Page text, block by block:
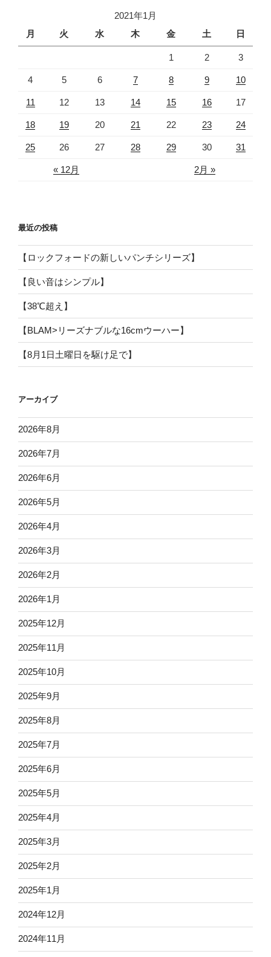
2021年1月
月
火 水 木 金 土 日
« 12月 2月 »
1 2 3
4 5 6 7 8 9 10
11 12 13 14 15 16 17
18 19 20 21 22 23 24
25 26 27 28 29 30 31
最近の投稿
【ロックフォードの新しいパンチシリーズ】
【良い音はシンプル】
【38℃超え】
【BLAM>リーズナブルな16cmウーハー】
【8月1日土曜日を駆け足で】
アーカイブ
2026年8月
2026年7月
2026年6月
2026年5月
2026年4月
2026年3月
2026年2月
2026年1月
2025年12月
2025年11月
2025年10月
2025年9月
2025年8月
2025年7月
2025年6月
2025年5月
2025年4月
2025年3月
2025年2月
2025年1月
2024年12月
2024年11月